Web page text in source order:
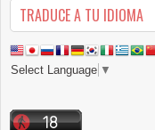
TRADUCE A TU IDIOMA
Select Language ▼